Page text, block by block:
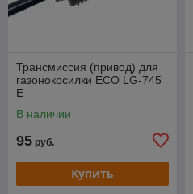
Трансмиссия (привод) для
газонокосилки ECO LG-745
E
В наличии
95 руб.
Купить